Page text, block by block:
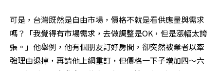
可是，台灣既然是自由市場，價格不就是看供應量與需求
嗎？「我覺得有市場需求，去做調整是OK，但是漲幅太誇
張。」他舉例，他有個朋友訂好房間，卻突然被業者以牽
強理由退掉，再請他上網重訂，但價格一下子增加四～六